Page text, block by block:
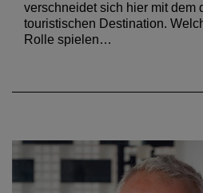
verschneidet sich hier mit dem
touristischen Destination.
Rolle spielen…